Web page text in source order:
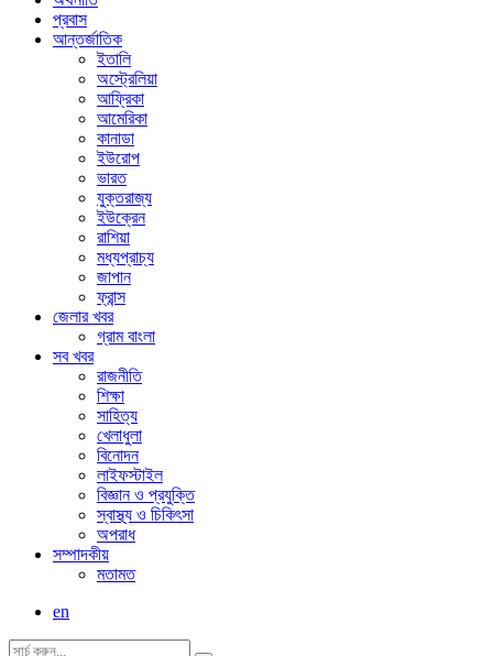
প্রবাস
আন্তর্জাতিক
ইতালি
অস্ট্রেলিয়া
আফ্রিকা
আমেরিকা
কানাডা
ইউরোপ
ভারত
যুক্তরাজ্য
ইউক্রেন
রাশিয়া
মধ্যপ্রাচ্য
জাপান
ফ্রান্স
জেলার খবর
গ্রাম বাংলা
সব খবর
রাজনীতি
শিক্ষা
সাহিত্য
খেলাধুলা
বিনোদন
লাইফস্টাইল
বিজ্ঞান ও প্রযুক্তি
স্বাস্থ্য ও চিকিৎসা
অপরাধ
সম্পাদকীয়
মতামত
en